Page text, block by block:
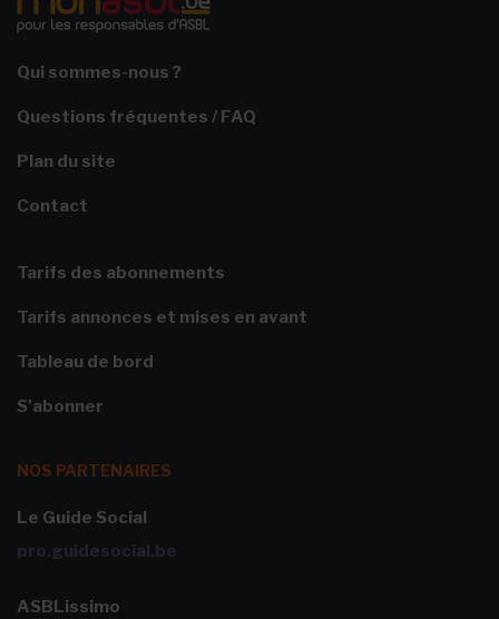
Qui sommes-nous ?
Questions fréquentes / FAQ
Plan du site
Contact
Tarifs des abonnements
Tarifs annonces et mises en avant
Tableau de bord
S'abonner
NOS PARTENAIRES
Le Guide Social
pro.guidesocial.be
ASBLissimo